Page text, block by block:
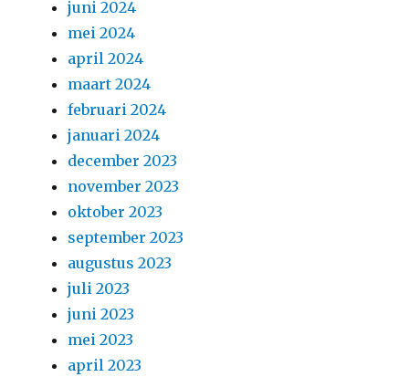
juni 2024
mei 2024
april 2024
maart 2024
februari 2024
januari 2024
december 2023
november 2023
oktober 2023
september 2023
augustus 2023
juli 2023
juni 2023
mei 2023
april 2023